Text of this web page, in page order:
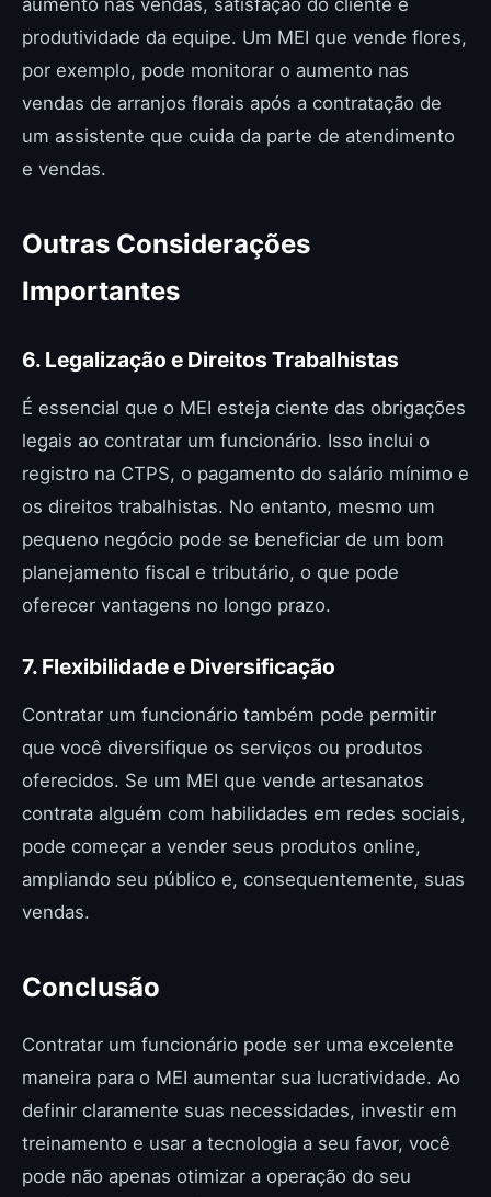
aumento nas vendas, satisfação do cliente e
produtividade da equipe. Um MEI que vende flores,
por exemplo, pode monitorar o aumento nas
vendas de arranjos florais após a contratação de
um assistente que cuida da parte de atendimento
e vendas.
Outras Considerações
Importantes
6. Legalização e Direitos Trabalhistas
É essencial que o MEI esteja ciente das obrigações
legais ao contratar um funcionário. Isso inclui o
registro na CTPS, o pagamento do salário mínimo e
os direitos trabalhistas. No entanto, mesmo um
pequeno negócio pode se beneficiar de um bom
planejamento fiscal e tributário, o que pode
oferecer vantagens no longo prazo.
7. Flexibilidade e Diversificação
Contratar um funcionário também pode permitir
que você diversifique os serviços ou produtos
oferecidos. Se um MEI que vende artesanatos
contrata alguém com habilidades em redes sociais,
pode começar a vender seus produtos online,
ampliando seu público e, consequentemente, suas
vendas.
Conclusão
Contratar um funcionário pode ser uma excelente
maneira para o MEI aumentar sua lucratividade. Ao
definir claramente suas necessidades, investir em
treinamento e usar a tecnologia a seu favor, você
pode não apenas otimizar a operação do seu